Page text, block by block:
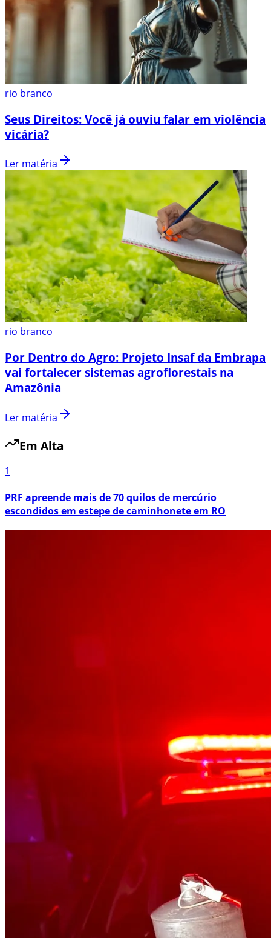
rio branco
Seus Direitos: Você já ouviu falar em violência
vicária?
Ler matéria
rio branco
Por Dentro do Agro: Projeto Insaf da Embrapa
vai fortalecer sistemas agroflorestais na
Amazônia
Ler matéria
Em Alta
1
PRF apreende mais de 70 quilos de mercúrio
escondidos em estepe de caminhonete em RO